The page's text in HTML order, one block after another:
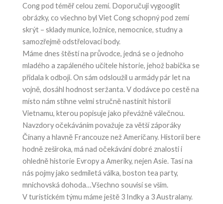
Cong pod téměř celou zemí. Doporučuji vygooglit
obrázky, co všechno byl Viet Cong schopný pod zemí
skrýt – sklady munice, ložnice, nemocnice, studny a
samozřejmě odstřelovací body.
Máme dnes štěstí na průvodce, jedná se o jednoho
mladého a zapáleného učitele historie, jehož babička se
přidala k odboji. On sám odsloužil u armády pár let na
vojně, dosáhl hodnost seržanta. V dodávce po cestě na
místo nám stihne velmi stručně nastínit historii
Vietnamu, kterou popisuje jako převážně válečnou.
Navzdory očekáváním považuje za větší záporáky
Čínany a hlavně Francouze než Američany. Historii bere
hodně zeširoka, má nad očekávání dobré znalosti i
ohledně historie Evropy a Ameriky, nejen Asie. Tasí na
nás pojmy jako sedmiletá válka, boston tea party,
mnichovská dohoda…Všechno souvisí se vším.
V turistickém týmu máme ještě 3 Indky a 3 Australany.